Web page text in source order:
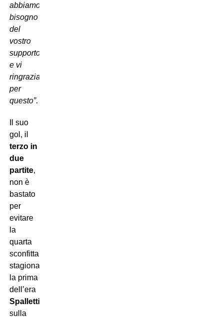
abbiamo
bisogno
del
vostro
supporto
e vi
ringraziamo
per
questo”.
Il suo
gol, il
terzo in
due
partite,
non è
bastato
per
evitare
la
quarta
sconfitta
stagionale,
la prima
dell’era
Spalletti
sulla